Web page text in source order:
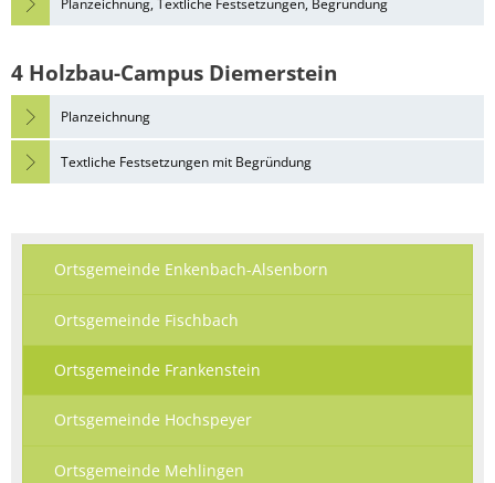
Planzeichnung, Textliche Festsetzungen, Begründung
4 Holzbau-Campus Diemerstein
Planzeichnung
Textliche Festsetzungen mit Begründung
Ortsgemeinde Enkenbach-Alsenborn
Ortsgemeinde Fischbach
Ortsgemeinde Frankenstein
Ortsgemeinde Hochspeyer
Ortsgemeinde Mehlingen